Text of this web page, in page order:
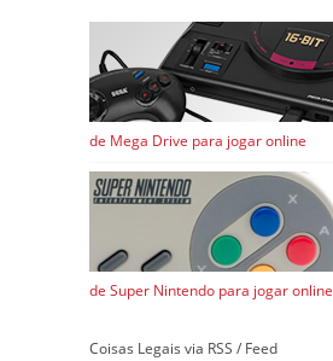
de Mega Drive para jogar online
de Super Nintendo para jogar online
Coisas Legais via RSS / Feed